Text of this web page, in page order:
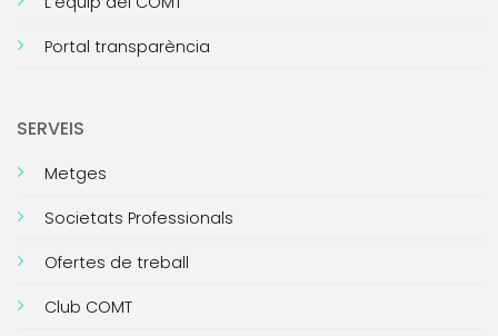
Portal transparència
SERVEIS
Metges
Societats Professionals
Ofertes de treball
Club COMT